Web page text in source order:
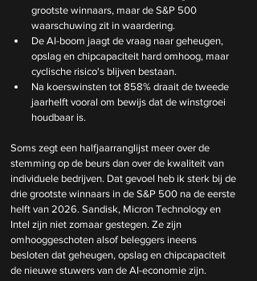
grootste winnaars, maar de S&P 500
waarschuwing zit in waardering.
De AI-boom jaagt de vraag naar geheugen,
opslag en chipcapaciteit hard omhoog, maar
cyclische risico's blijven bestaan.
Na koerswinsten tot 858% draait de tweede
jaarhelft vooral om bewijs dat de winstgroei
houdbaar is.
Soms zegt een halfjaarranglijst meer over de
stemming op de beurs dan over de kwaliteit van
individuele bedrijven. Dat gevoel heb ik sterk bij de
drie grootste winnaars in de S&P 500 na de eerste
helft van 2026. Sandisk, Micron Technology en
Intel zijn niet zomaar gestegen. Ze zijn
omhooggeschoten alsof beleggers ineens
besloten dat geheugen, opslag en chipcapaciteit
de nieuwe stuwers van de AI-economie zijn.